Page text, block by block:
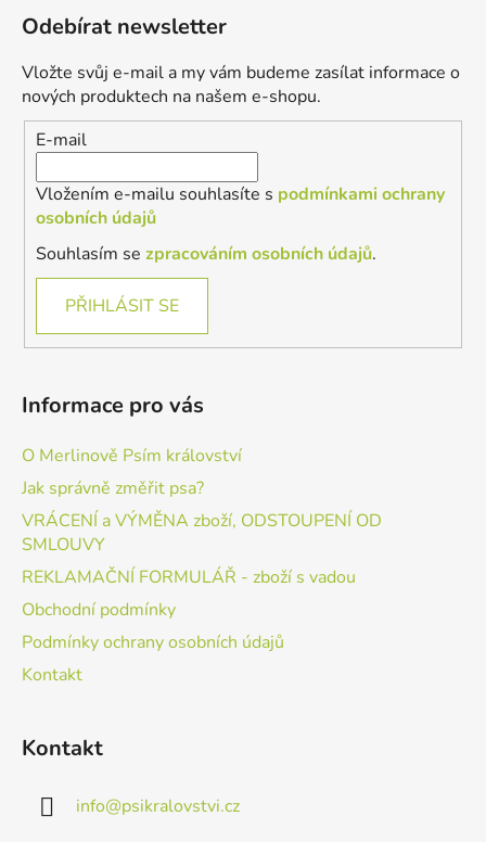
Odebírat newsletter
Vložte svůj e-mail a my vám budeme zasílat informace o
nových produktech na našem e-shopu.
E-mail
Vložením e-mailu souhlasíte s podmínkami ochrany
osobních údajů
Souhlasím se zpracováním osobních údajů.
PŘIHLÁSIT SE
Informace pro vás
O Merlinově Psím království
Jak správně změřit psa?
VRÁCENÍ a VÝMĚNA zboží, ODSTOUPENÍ OD
SMLOUVY
REKLAMAČNÍ FORMULÁŘ - zboží s vadou
Obchodní podmínky
Podmínky ochrany osobních údajů
Kontakt
Kontakt
info@psikralovstvi.cz